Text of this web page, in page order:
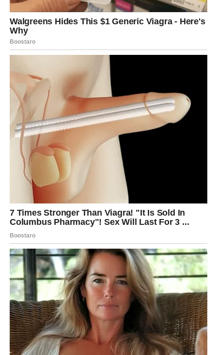
emotivan.
Mogući su iskreni razgovori.
Priznanja koja dugo nisu bila izgovorena.
Izvinjenja.
Pa čak i pokušaj obnove veze.
Zvijezde pokazuju da postoji mogućnost novog početka,
ali samo ako obje strane iskreno žele graditi nešto
drugačije od onoga što je bilo ranije.
AKO STE VEĆ PRONAŠLE SVOJU
SREĆU
Ako ste krenule dalje i pronašle unutrašnji mir, nemojte
dozvoliti da vas prošlost zbuni.
Ponekad se bivše ljubavi vraćaju samo da biste konačno
shvatile koliko ste sazrele.
Koliko ste ojačale.
Koliko danas više cijenite sebe.